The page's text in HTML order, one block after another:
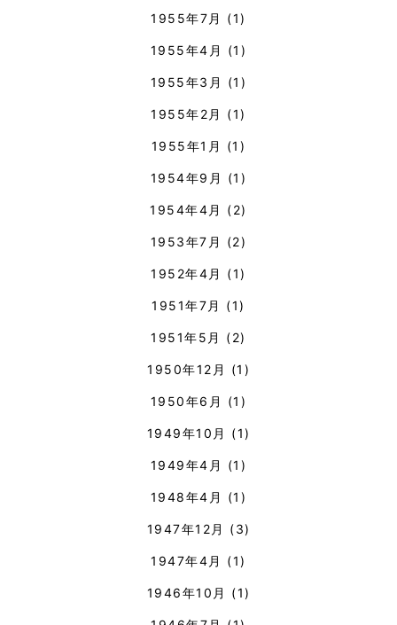
1955年7月 (1)
1955年4月 (1)
1955年3月 (1)
1955年2月 (1)
1955年1月 (1)
1954年9月 (1)
1954年4月 (2)
1953年7月 (2)
1952年4月 (1)
1951年7月 (1)
1951年5月 (2)
1950年12月 (1)
1950年6月 (1)
1949年10月 (1)
1949年4月 (1)
1948年4月 (1)
1947年12月 (3)
1947年4月 (1)
1946年10月 (1)